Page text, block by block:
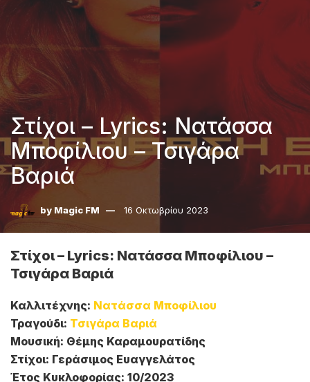
Στίχοι – Lyrics: Νατάσσα
Μποφίλιου – Τσιγάρα
Βαριά
by Magic FM 16 Οκτωβρίου 2023
Στίχοι – Lyrics: Νατάσσα Μποφίλιου –
Τσιγάρα Βαριά
Καλλιτέχνης: Νατάσσα Μποφίλιου
Τραγούδι: Τσιγάρα Βαριά
Μουσική: Θέμης Καραμουρατίδης
Στίχοι: Γεράσιμος Ευαγγελάτος
Έτος Κυκλοφορίας: 10/2023